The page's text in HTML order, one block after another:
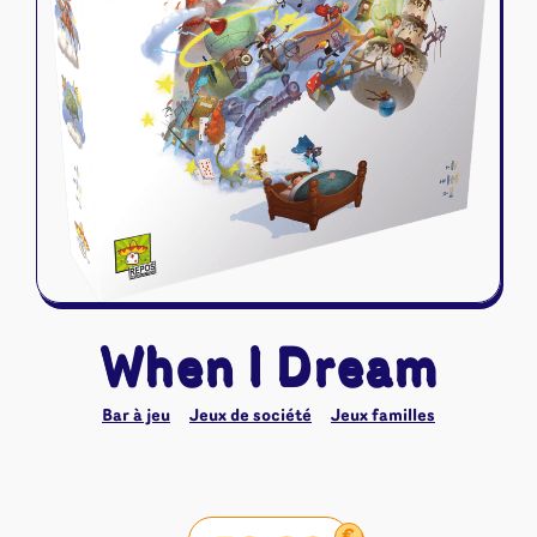
Naruto Mythos
Autres
Tapis de jeu
When I Dream
Bar à jeu Jeux de société Jeux familles